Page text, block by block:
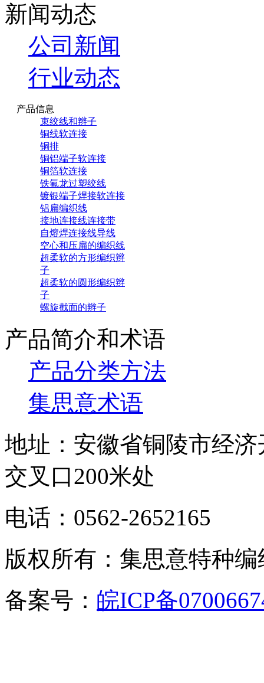
新闻动态
公司新闻
行业动态
产品信息
束绞线和辫子
铜线软连接
铜排
铜铝端子软连接
铜箔软连接
铁氟龙过塑绞线
镀银端子焊接软连接
铝扁编织线
接地连接线连接带
自熔焊连接线导线
空心和压扁的编织线
超柔软的方形编织辫
子
超柔软的圆形编织辫
子
螺旋截面的辫子
产品简介和术语
产品分类方法
集思意术语
地址：安徽省铜陵市经
交叉口200米处
电话：0562-2652165
版权所有：集思意特种
备案号： 皖ICP备